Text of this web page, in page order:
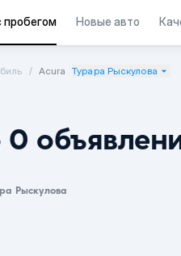
пробегом Новые авто
Acura Турара Рыскулова
Рыскулова